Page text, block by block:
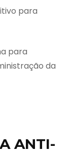
para
para
da
ANTI-